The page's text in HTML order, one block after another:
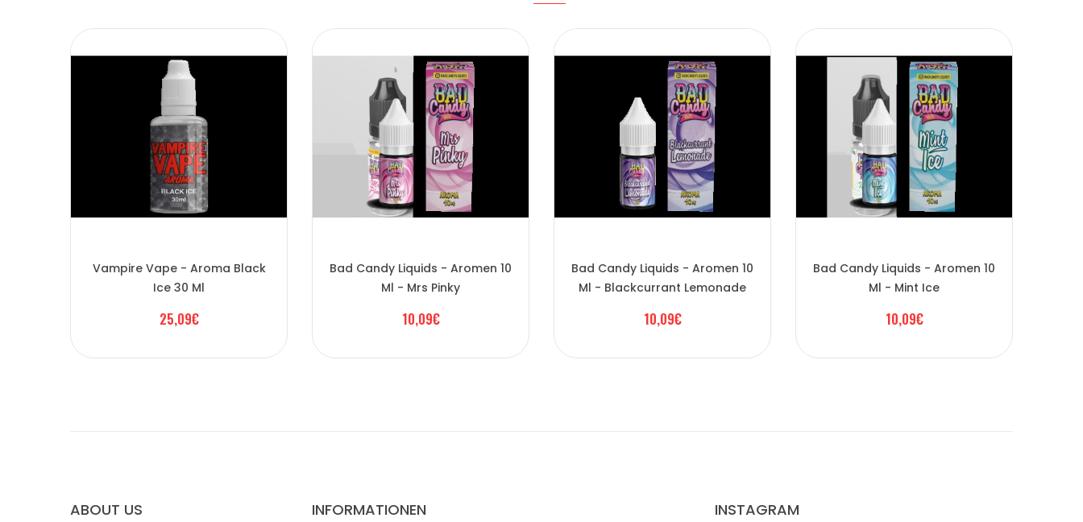
Vampire Vape - Aroma Black
Ice 30 Ml
25,09€
Bad Candy Liquids - Aromen 10
Ml - Mrs Pinky
10,09€
Bad Candy Liquids - Aromen 10
Ml - Blackcurrant Lemonade
10,09€
Bad Candy Liquids - Aromen 10
Ml - Mint Ice
10,09€
ABOUT US INFORMATIONEN INSTAGRAM